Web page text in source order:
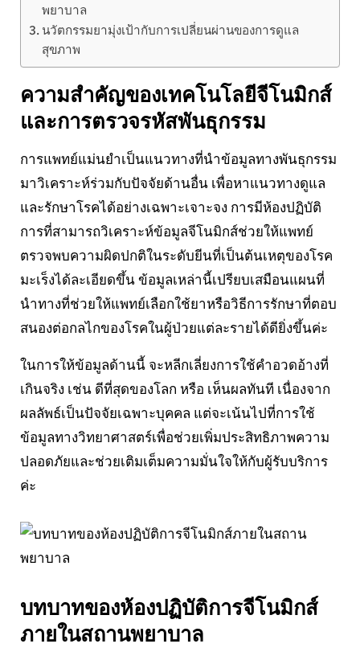
พยาบาล
นวัตกรรมยามุ่งเป้ากับการเปลี่ยนผ่านของการดูแล
สุขภาพ
ความสำคัญของเทคโนโลยีจีโนมิกส์
และการตรวจรหัสพันธุกรรม
การแพทย์แม่นยำเป็นแนวทางที่นำข้อมูลทางพันธุกรรม
มาวิเคราะห์ร่วมกับปัจจัยด้านอื่น เพื่อหาแนวทางดูแล
และรักษาโรคได้อย่างเฉพาะเจาะจง การมีห้องปฏิบัติ
การที่สามารถวิเคราะห์ข้อมูลจีโนมิกส์ช่วยให้แพทย์
ตรวจพบความผิดปกติในระดับยีนที่เป็นต้นเหตุของโรค
มะเร็งได้ละเอียดขึ้น ข้อมูลเหล่านี้เปรียบเสมือนแผนที่
นำทางที่ช่วยให้แพทย์เลือกใช้ยาหรือวิธีการรักษาที่ตอบ
สนองต่อกลไกของโรคในผู้ป่วยแต่ละรายได้ดียิ่งขึ้นค่ะ
ในการให้ข้อมูลด้านนี้ จะหลีกเลี่ยงการใช้คำอวดอ้างที่
เกินจริง เช่น ดีที่สุดของโลก หรือ เห็นผลทันที เนื่องจาก
ผลลัพธ์เป็นปัจจัยเฉพาะบุคคล แต่จะเน้นไปที่การใช้
ข้อมูลทางวิทยาศาสตร์เพื่อช่วยเพิ่มประสิทธิภาพความ
ปลอดภัยและช่วยเติมเต็มความมั่นใจให้กับผู้รับบริการ
ค่ะ
บทบาทของห้องปฏิบัติการจีโนมิกส์
ภายในสถานพยาบาล